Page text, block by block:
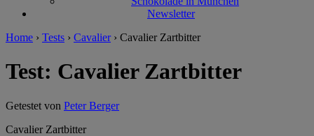
Newsletter
Home › Tests › Cavalier › Cavalier Zartbitter
Test: Cavalier Zartbitter
Getestet von Peter Berger
Cavalier Zartbitter